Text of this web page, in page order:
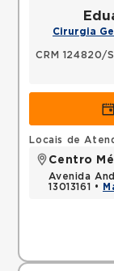
Cirurgia
CRM 124820/
Locais de
Centro
Avenida
13013161 •